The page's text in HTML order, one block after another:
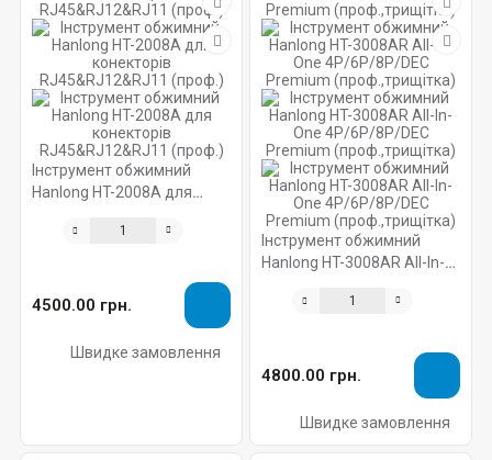
Інструмент обжимний
Hanlong HT-2008A для
RJ45&RJ12&RJ11 (проф.)
4500.00 грн.
Швидке замовлення
Інструмент обжимний
Hanlong HT-3008AR All-In-
Premium (проф.,трищітка)
4800.00 грн.
Швидке замовлення